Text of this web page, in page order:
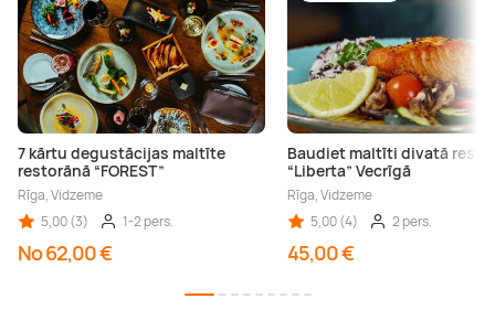
7 kārtu degustācijas maltīte
restorānā “FOREST”
Rīga, Vidzeme
5,00 (3)
1-2 pers.
No 62,00 €
Baudiet maltīti divatā
“Liberta” Vecrīgā
Rīga, Vidzeme
5,00 (4)
2 pers.
45,00 €